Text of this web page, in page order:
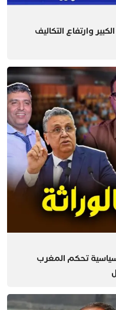
وارتفاع التكاليف
تحكم المغرب